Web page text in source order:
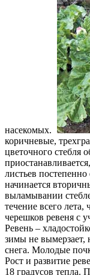
насекомых.
коричневые,
цветочного стебля
листьев
начинается
выламывании
течение всего лета,
черешков ревеня с
Ревень –
зимы не вымерзает,
снега. Молодые
Рост и развитие
18 градусов тепла.